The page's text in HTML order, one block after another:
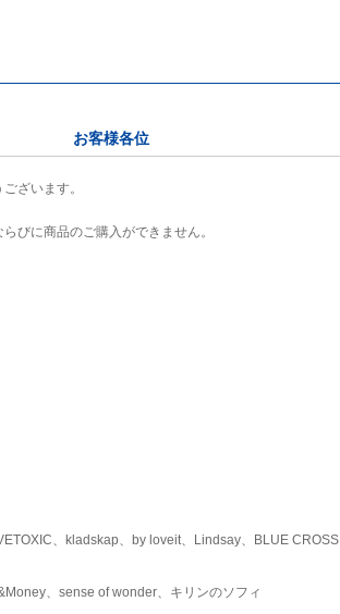
お客様各位
ざいます。
びに商品のご購入ができません。
、kladskap、by loveit、Lindsay、BLUE CROSS
、sense of wonder、キリンのソフィ